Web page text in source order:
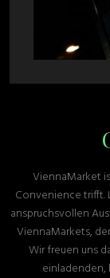
ViennaMarket
Convenience trifft.
anspruchsvollen
ViennaMarkets,
Wir freuen uns
einladenden,